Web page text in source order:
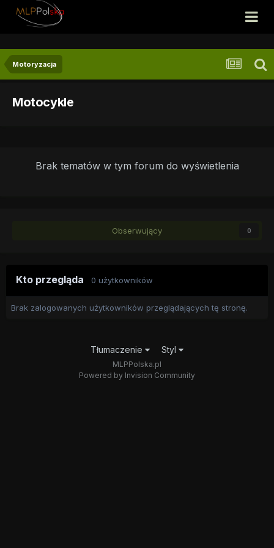
Motoryzacja
Motocykle
Brak tematów w tym forum do wyświetlenia
Obserwujący 0
Kto przegląda 0 użytkowników
Brak zalogowanych użytkowników przeglądających tę stronę.
Tłumaczenie Styl
MLPPolska.pl
Powered by Invision Community